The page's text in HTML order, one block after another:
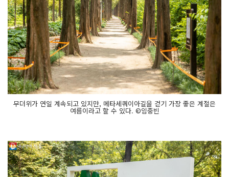
무더위가 연일 계속되고 있지만, 메타세쿼이아길을 걷기 가장 좋은 계절은
여름이라고 할 수 있다. ©임중빈